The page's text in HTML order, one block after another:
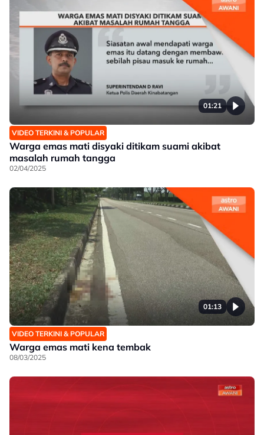
01:21
VIDEO TERKINI & POPULAR
Warga emas mati disyaki ditikam suami akibat
masalah rumah tangga
02/04/2025
01:13
VIDEO TERKINI & POPULAR
Warga emas mati kena tembak
08/03/2025